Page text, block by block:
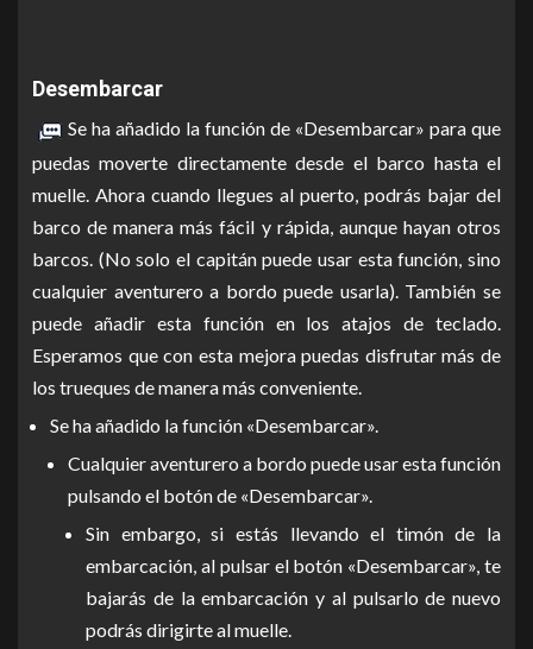
Desembarcar
Se ha añadido la función de «Desembarcar» para que
puedas moverte directamente desde el barco hasta el
muelle. Ahora cuando llegues al puerto, podrás bajar del
barco de manera más fácil y rápida, aunque hayan otros
barcos. (No solo el capitán puede usar esta función, sino
cualquier aventurero a bordo puede usarla). También se
puede añadir esta función en los atajos de teclado.
Esperamos que con esta mejora puedas disfrutar más de
los trueques de manera más conveniente.
Se ha añadido la función «Desembarcar».
Cualquier aventurero a bordo puede usar esta función
pulsando el botón de «Desembarcar».
Sin embargo, si estás llevando el timón de la
embarcación, al pulsar el botón «Desembarcar», te
bajarás de la embarcación y al pulsarlo de nuevo
podrás dirigirte al muelle.